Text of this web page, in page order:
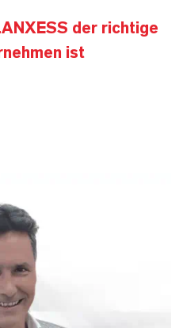
der richtige
ist